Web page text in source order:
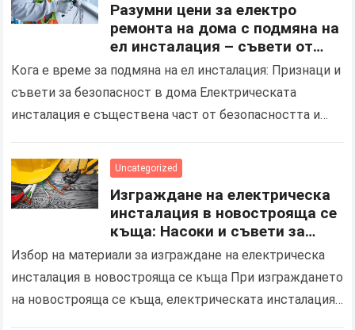
Разумни цени за електро
ремонта на дома с подмяна на
ел инсталация – съвети от
квалифициран електротехник
в Ямбол
Кога е време за подмяна на ел инсталация: Признаци и
съвети за безопасност в дома Електрическата
инсталация е съществена част от безопасността и
Uncategorized
Изграждане на електрическа
инсталация в новострояща се
къща: Насоки и съвети за
избор на правилните
материали и процес на
инсталация
Избор на материали за изграждане на електрическа
инсталация в новострояща се къща При изграждането
на новострояща се къща, електрическата инсталация